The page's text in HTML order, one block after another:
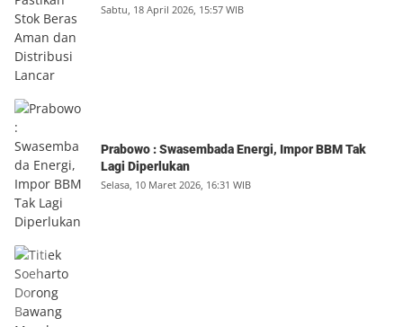
Sabtu, 18 April 2026, 15:57 WIB
Prabowo : Swasembada Energi, Impor BBM Tak
Lagi Diperlukan
Selasa, 10 Maret 2026, 16:31 WIB